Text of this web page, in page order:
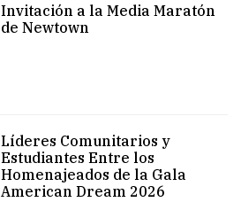
Invitación a la Media Maratón
de Newtown
Líderes Comunitarios y
Estudiantes Entre los
Homenajeados de la Gala
American Dream 2026